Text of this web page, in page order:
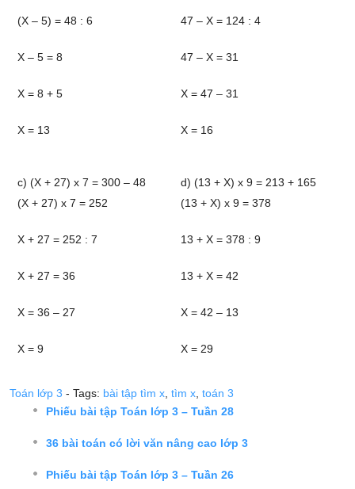
(X – 5) = 48 : 6
X – 5 = 8
X = 8 + 5
X = 13
47 – X = 124 : 4
47 – X = 31
X = 47 – 31
X = 16
c) (X + 27) x 7 = 300 – 48
(X + 27) x 7 = 252
X + 27 = 252 : 7
X + 27 = 36
X = 36 – 27
X = 9
d) (13 + X) x 9 = 213 + 165
(13 + X) x 9 = 378
13 + X = 378 : 9
13 + X = 42
X = 42 – 13
X = 29
Toán lớp 3 - Tags: bài tập tìm x tìm x toán 3
Phiếu bài tập Toán lớp 3 – Tuần 28
36 bài toán có lời văn nâng cao lớp 3
Phiếu bài tập Toán lớp 3 – Tuần 26